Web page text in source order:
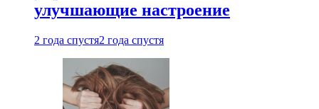
улучшающие настроение
2 года спустя2 года спустя